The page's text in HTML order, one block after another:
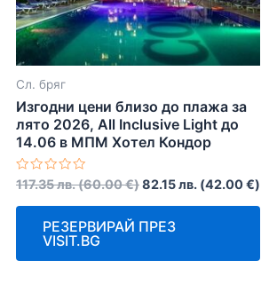
Сл. бряг
Изгодни цени близо до плажа за
лято 2026, All Inclusive Light до
14.06 в МПМ Хотел Кондор
Оценено
с
0
117.35лв.(60.00€)82.15лв. (42.00€)
РЕЗЕРВИРАЙ ПРЕЗ
VISIT.BG